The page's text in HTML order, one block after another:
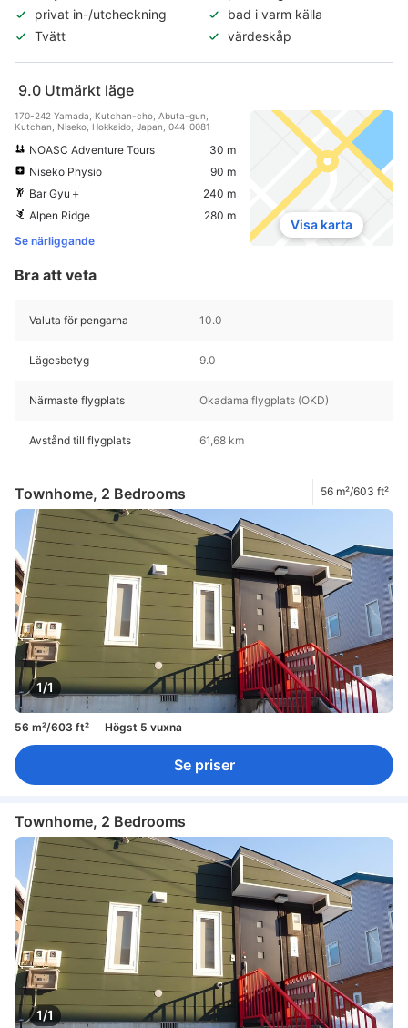
privat in-/utcheckning
bad i varm källa
Tvätt
värdeskåp
9.0 Utmärkt läge
170-242 Yamada, Kutchan-cho, Abuta-gun,
Kutchan, Niseko, Hokkaido, Japan, 044-0081
NOASC Adventure Tours
30 m
Niseko Physio
90 m
Bar Gyu＋
240 m
Alpen Ridge
280 m
Se närliggande
Visa karta
Bra att veta
Valuta för pengarna 10.0
Lägesbetyg 9.0
Närmaste flygplats Okadama flygplats (OKD)
Avstånd till flygplats 61,68 km
Townhome, 2 Bedrooms 56 m²/603 ft²
1/1
56 m²/603 ft² Högst 5 vuxna
Se priser
Townhome, 2 Bedrooms
1/1